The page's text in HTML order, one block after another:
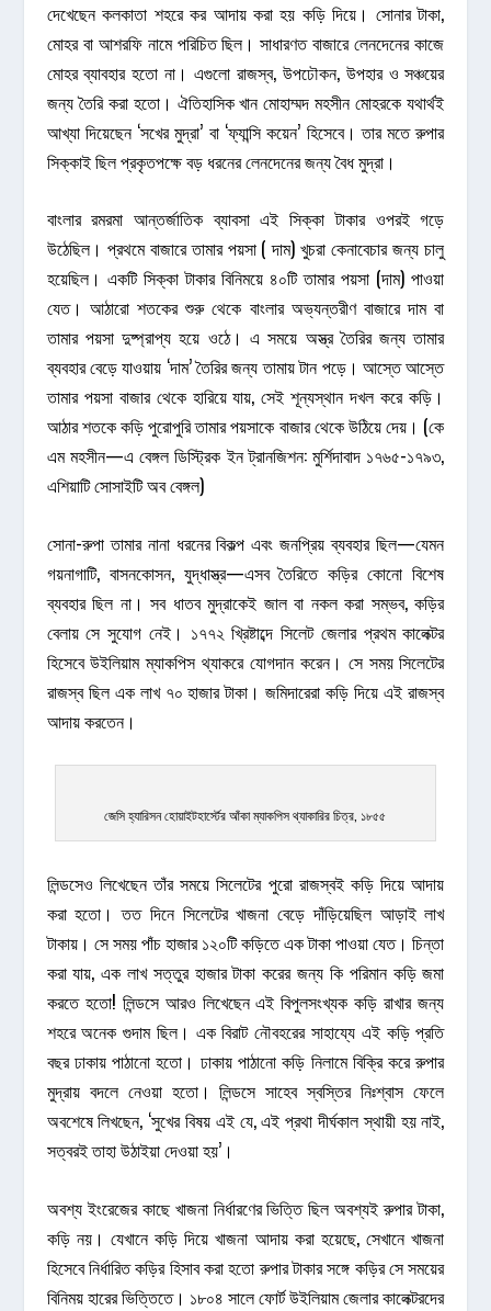
দেখেছেন কলকাতা শহরে কর আদায় করা হয় কড়ি দিয়ে। সোনার টাকা,
মোহর বা আশরফি নামে পরিচিত ছিল। সাধারণত বাজারে লেনদেনের কাজে
মোহর ব্যাবহার হতো না। এগুলো রাজস্ব, উপঢৌকন, উপহার ও সঞ্চয়ের
জন্য তৈরি করা হতো। ঐতিহাসিক খান মোহাম্মদ মহসীন মোহরকে যথার্থই
আখ্যা দিয়েছেন ‘সখের মুদ্রা’ বা ‘ফ্যান্সি কয়েন’ হিসেবে। তার মতে রুপার
সিক্কাই ছিল প্রকৃতপক্ষে বড় ধরনের লেনদেনের জন্য বৈধ মুদ্রা।
বাংলার রমরমা আন্তর্জাতিক ব্যাবসা এই সিক্কা টাকার ওপরই গড়ে
উঠেছিল। প্রথমে বাজারে তামার পয়সা ( দাম) খুচরা কেনাবেচার জন্য চালু
হয়েছিল। একটি সিক্কা টাকার বিনিময়ে ৪০টি তামার পয়সা (দাম) পাওয়া
যেত। আঠারো শতকের শুরু থেকে বাংলার অভ্যন্তরীণ বাজারে দাম বা
তামার পয়সা দুষ্প্রাপ্য হয়ে ওঠে। এ সময়ে অস্ত্র তৈরির জন্য তামার
ব্যবহার বেড়ে যাওয়ায় ‘দাম’ তৈরির জন্য তামায় টান পড়ে। আস্তে আস্তে
তামার পয়সা বাজার থেকে হারিয়ে যায়, সেই শূন্যস্থান দখল করে কড়ি।
আঠার শতকে কড়ি পুরোপুরি তামার পয়সাকে বাজার থেকে উঠিয়ে দেয়। (কে
এম মহসীন—এ বেঙ্গল ডিস্ট্রিক ইন ট্রানজিশন: মুর্শিদাবাদ ১৭৬৫-১৭৯৩,
এশিয়াটি সোসাইটি অব বেঙ্গল)
সোনা-রুপা তামার নানা ধরনের বিকল্প এবং জনপ্রিয় ব্যবহার ছিল—যেমন
গয়নাগাটি, বাসনকোসন, যুদ্ধাস্ত্র—এসব তৈরিতে কড়ির কোনো বিশেষ
ব্যবহার ছিল না। সব ধাতব মুদ্রাকেই জাল বা নকল করা সম্ভব, কড়ির
বেলায় সে সুযোগ নেই। ১৭৭২ খ্রিষ্টাব্দে সিলেট জেলার প্রথম কালেক্টর
হিসেবে উইলিয়াম ম্যাকপিস থ্যাকরে যোগদান করেন। সে সময় সিলেটের
রাজস্ব ছিল এক লাখ ৭০ হাজার টাকা। জমিদারেরা কড়ি দিয়ে এই রাজস্ব
আদায় করতেন।
জেসি হ্যারিসন হোয়াইটহার্স্টের আঁকা ম্যাকপিস থ্যাকারির চিত্র, ১৮৫৫
লিন্ডসেও লিখেছেন তাঁর সময়ে সিলেটের পুরো রাজস্বই কড়ি দিয়ে আদায়
করা হতো। তত দিনে সিলেটের খাজনা বেড়ে দাঁড়িয়েছিল আড়াই লাখ
টাকায়। সে সময় পাঁচ হাজার ১২০টি কড়িতে এক টাকা পাওয়া যেত। চিন্তা
করা যায়, এক লাখ সত্তুর হাজার টাকা করের জন্য কি পরিমান কড়ি জমা
করতে হতো! লিন্ডসে আরও লিখেছেন এই বিপুলসংখ্যক কড়ি রাখার জন্য
শহরে অনেক গুদাম ছিল। এক বিরাট নৌবহরের সাহায্যে এই কড়ি প্রতি
বছর ঢাকায় পাঠানো হতো। ঢাকায় পাঠানো কড়ি নিলামে বিক্রি করে রুপার
মুদ্রায় বদলে নেওয়া হতো। লিন্ডসে সাহেব স্বস্তির নিঃশ্বাস ফেলে
অবশেষে লিখছেন, ‘সুখের বিষয় এই যে, এই প্রথা দীর্ঘকাল স্থায়ী হয় নাই,
সত্বরই তাহা উঠাইয়া দেওয়া হয়’।
অবশ্য ইংরেজের কাছে খাজনা নির্ধারণের ভিত্তি ছিল অবশ্যই রুপার টাকা,
কড়ি নয়। যেখানে কড়ি দিয়ে খাজনা আদায় করা হয়েছে, সেখানে খাজনা
হিসেবে নির্ধারিত কড়ির হিসাব করা হতো রুপার টাকার সঙ্গে কড়ির সে সময়ের
বিনিময় হারের ভিত্তিতে। ১৮০৪ সালে ফোর্ট উইলিয়াম জেলার কালেক্টরদের